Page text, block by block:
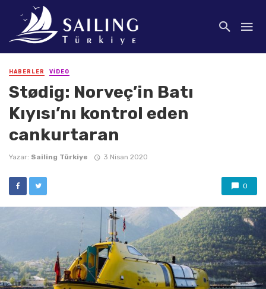
HABERLER VIDEO
Stødig: Norveç’in Batı
Kıyısı’nı kontrol eden
cankurtaran
Yazar: Sailing Türkiye 3 Nisan 2020
0